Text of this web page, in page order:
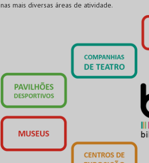
nas mais diversas áreas de atividade.